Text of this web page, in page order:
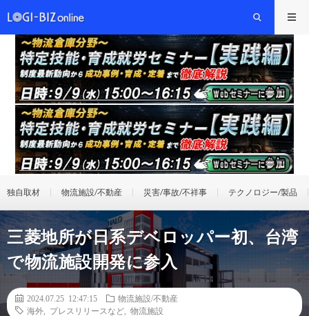
独自取材 物流施設/不動産 災害/事故/不祥事 テクノロジー/製品
三菱地所が日系デベロッパー初、台湾
で物流施設開発に参入
2024.07.25 12:47:15
物流施設/不動産
海外
プレスリリースなど 物流施設